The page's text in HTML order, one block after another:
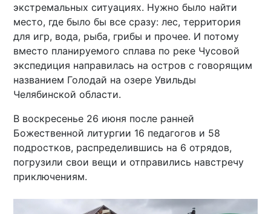
экстремальных ситуациях. Нужно было найти
место, где было бы все сразу: лес, территория
для игр, вода, рыба, грибы и прочее. И потому
вместо планируемого сплава по реке Чусовой
экспедиция направилась на остров с говорящим
названием Голодай на озере Увильды
Челябинской области.
В воскресенье 26 июня после ранней
Божественной литургии 16 педагогов и 58
подростков, распределившись на 6 отрядов,
погрузили свои вещи и отправились навстречу
приключениям.